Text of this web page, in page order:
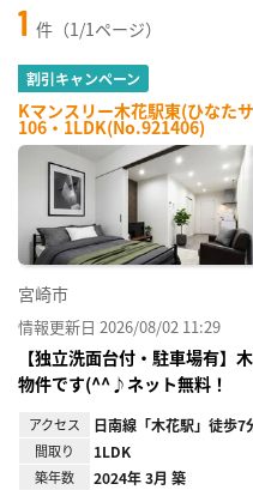
1 件（1/1ページ）
割引キャンペーン
Kマンスリー木花駅東(ひなた
106・1LDK(No.921406)
宮崎市
情報更新日 2026/08/02 11:29
【独立洗面台付・駐車場有
物件です(^^♪ネット無料！
アクセス 日南線「木花駅」徒歩7
間取り 1LDK
築年数 2024年 3月 築